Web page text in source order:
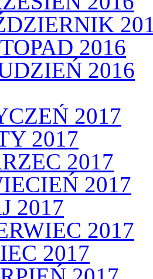
2016
2016
2017
2017
2017
2017
2017
2017
2017